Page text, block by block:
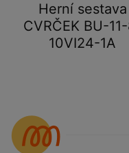
Herní sestava
CVRČEK BU-
10VI24-1A